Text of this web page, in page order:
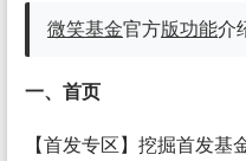
微笑基金官方版功能介
一、首页
【首发专区】挖掘首发基